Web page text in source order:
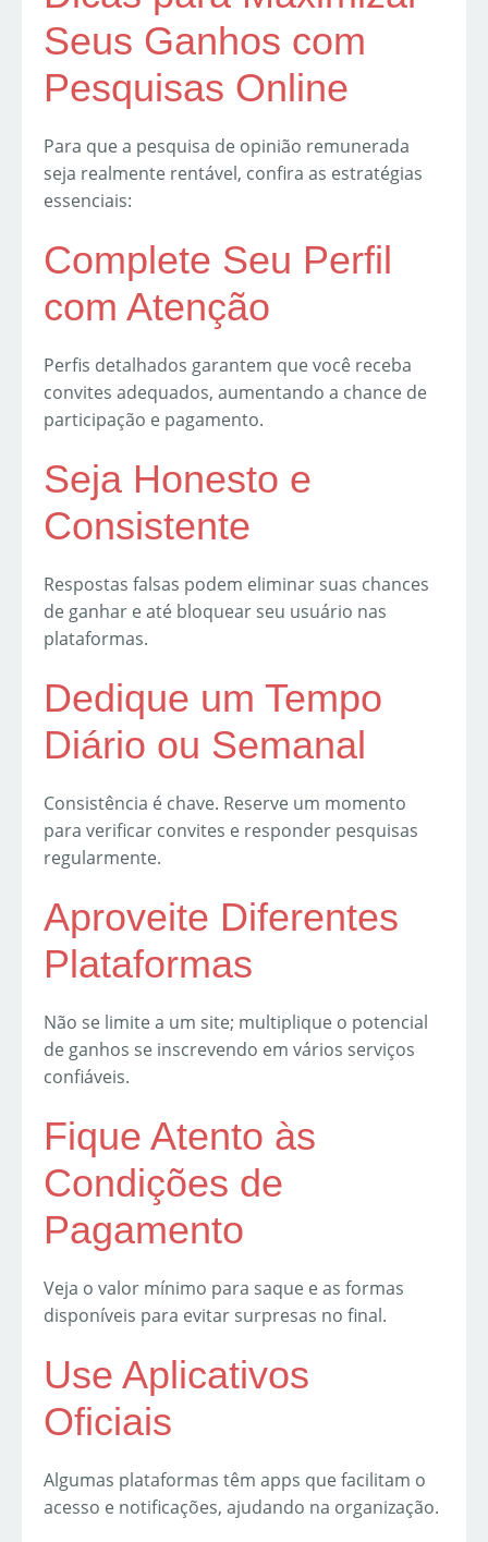
Seus Ganhos com
Pesquisas Online
Para que a pesquisa de opinião remunerada
seja realmente rentável, confira as estratégias
essenciais:
Complete Seu Perfil
com Atenção
Perfis detalhados garantem que você receba
convites adequados, aumentando a chance de
participação e pagamento.
Seja Honesto e
Consistente
Respostas falsas podem eliminar suas chances
de ganhar e até bloquear seu usuário nas
plataformas.
Dedique um Tempo
Diário ou Semanal
Consistência é chave. Reserve um momento
para verificar convites e responder pesquisas
regularmente.
Aproveite Diferentes
Plataformas
Não se limite a um site; multiplique o potencial
de ganhos se inscrevendo em vários serviços
confiáveis.
Fique Atento às
Condições de
Pagamento
Veja o valor mínimo para saque e as formas
disponíveis para evitar surpresas no final.
Use Aplicativos
Oficiais
Algumas plataformas têm apps que facilitam o
acesso e notificações, ajudando na organização.